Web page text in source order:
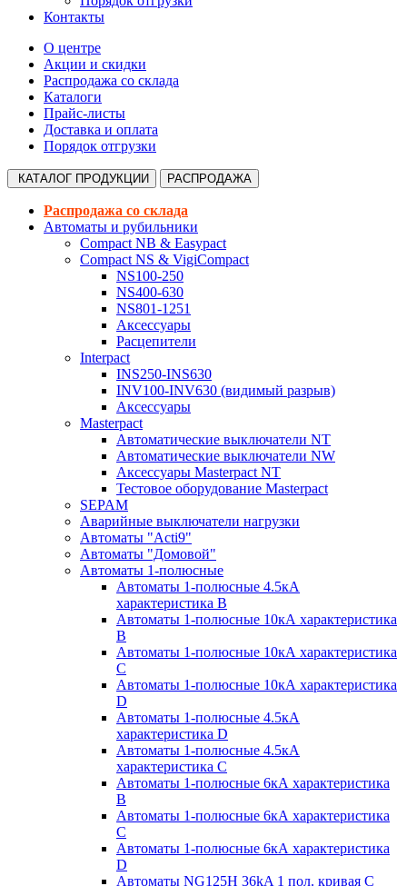
Контакты
О центре
Акции и скидки
Распродажа со склада
Каталоги
Прайс-листы
Доставка и оплата
Порядок отгрузки
КАТАЛОГ ПРОДУКЦИИ РАСПРОДАЖА
Распродажа со склада
Автоматы и рубильники
Compact NB & Easypact
Compact NS & VigiCompact
NS100-250
NS400-630
NS801-1251
Аксессуары
Расцепители
Interpact
INS250-INS630
INV100-INV630 (видимый разрыв)
Аксессуары
Masterpact
Автоматические выключатели NT
Автоматические выключатели NW
Аксессуары Masterpact NT
Тестовое оборудование Masterpact
SEPAM
Аварийные выключатели нагрузки
Автоматы "Acti9"
Автоматы "Домовой"
Автоматы 1-полюсные
Автоматы 1-полюсные 4.5кА
характеристика В
Автоматы 1-полюсные 10кА характеристика
B
Автоматы 1-полюсные 10кА характеристика
C
Автоматы 1-полюсные 10кА характеристика
D
Автоматы 1-полюсные 4.5кА
характеристика D
Автоматы 1-полюсные 4.5кА
характеристика С
Автоматы 1-полюсные 6кА характеристика
B
Автоматы 1-полюсные 6кА характеристика
C
Автоматы 1-полюсные 6кА характеристика
D
Автоматы NG125H 36kA 1 пол. кривая C